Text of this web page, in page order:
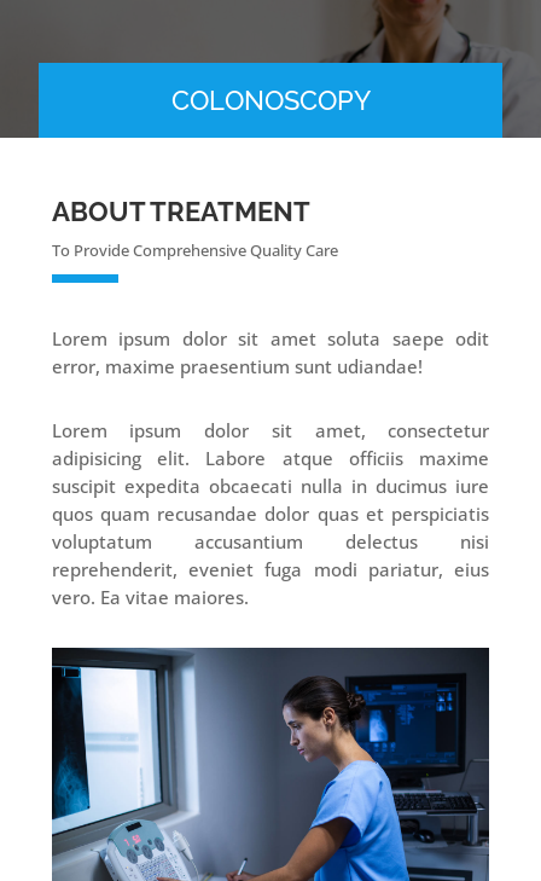
COLONOSCOPY
ABOUT TREATMENT
To Provide Comprehensive Quality Care
Lorem ipsum dolor sit amet soluta saepe odit
error, maxime praesentium sunt udiandae!
Lorem ipsum dolor sit amet, consectetur
adipisicing elit. Labore atque officiis maxime
suscipit expedita obcaecati nulla in ducimus iure
quos quam recusandae dolor quas et perspiciatis
voluptatum accusantium delectus nisi
reprehenderit, eveniet fuga modi pariatur, eius
vero. Ea vitae maiores.